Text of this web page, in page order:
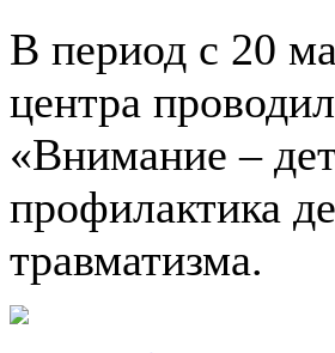
В период с 20
центра
«Внимание –
профилактика
травматизма.